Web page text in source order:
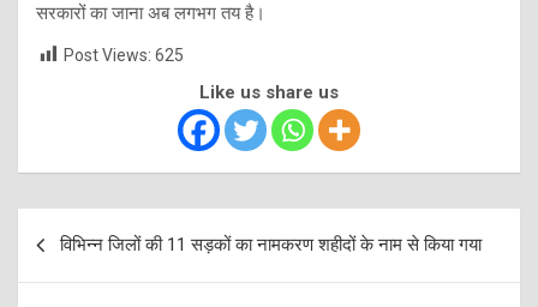
सरकारों का जाना अब लगभग तय है।
Post Views: 625
Like us share us
Post
विभिन्न जिलों की 11 सड़कों का नामकरण शहीदों के नाम से किया गया